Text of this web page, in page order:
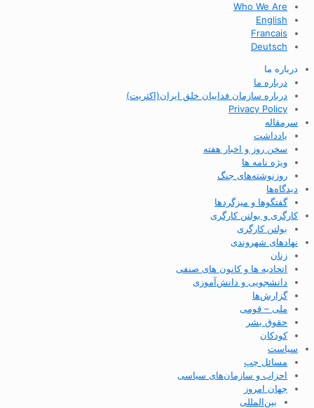
Who We Are
English
Francais
Deutsch
درباره ما
درباره ما
درباره سازمان فداییان خلق ایران(اکثریت)
Privacy Policy
سرمقاله
یادداشت
سخن روز و اخبار هفته
ویژه نامه ها
روزنوشته‌های جنگ
دیدگاه‌ها
گفتگوها و میزگردها
کارگری و بولتن کارگری
بولتن کارگری
نهادهای شهروندی
زنان
اتحادیه ها و کانون های صنفی
دانشجویی و دانش‌آموزی
گزارش‌ها
ملی – قومی
حقوق بشر
کودکان
سیاست
مسائل چپ
احزاب و سازمان‌های سیاسی
جهان امروز
بین‌المللی